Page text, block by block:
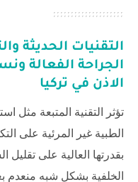
التقنيات الحديثة
الجراحة الفعالة
الاذن في تركيا
تؤثر التقنية المتبعة مثل
الطبية غير المرئية على
بقدرتها العالية على
الخلفية بشكل شبه منعدم